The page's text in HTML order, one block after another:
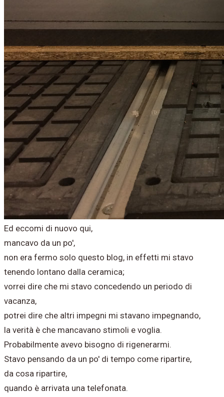
Ed eccomi di nuovo qui,
mancavo da un po',
non era fermo solo questo blog, in effetti mi stavo
tenendo lontano dalla ceramica;
vorrei dire che mi stavo concedendo un periodo di
vacanza,
potrei dire che altri impegni mi stavano impegnando,
la verità è che mancavano stimoli e voglia.
Probabilmente avevo bisogno di rigenerarmi.
Stavo pensando da un po' di tempo come ripartire,
da cosa ripartire,
quando è arrivata una telefonata.